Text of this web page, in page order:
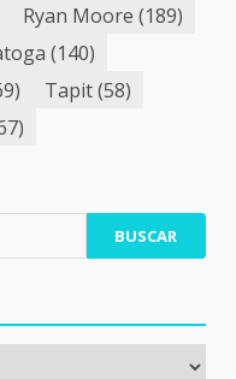
Ryan Moore (189)
(140)
Tapit(58)